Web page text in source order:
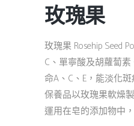
玫瑰果
玫瑰果 Rosehip Seed
C、單寧酸及胡蘿蔔
命A、C、E，能淡化
保養品以玫瑰果軟燥
運用在皂的添加物中